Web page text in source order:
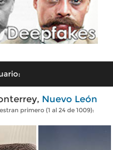
Nuevo León
primero (1 al 24 de 1009):